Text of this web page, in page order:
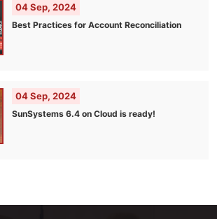
04 Sep, 2024
Best Practices for Account Reconciliation
04 Sep, 2024
SunSystems 6.4 on Cloud is ready!